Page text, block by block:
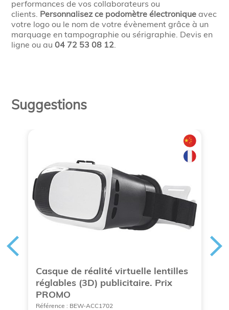
performances de vos collaborateurs ou
clients. Personnalisez ce podomètre électronique avec
votre logo ou le nom de votre évènement grâce à un
marquage en tampographie ou sérigraphie. Devis en
ligne ou au04 72 53 08 12.
Suggestions
Casque de réalité virtuelle lentilles
réglables (3D) publicitaire. Prix
PROMO
Référence : BEW-ACC1702